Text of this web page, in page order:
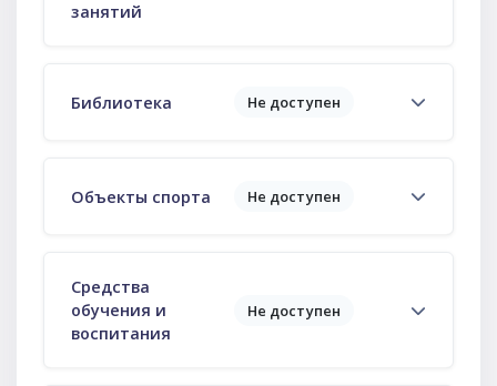
занятий
Библиотека Не доступен
Объекты спорта Не доступен
Средства
обучения и
воспитания
Не доступен